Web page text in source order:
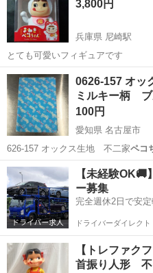
3,800円
兵庫県 尼崎駅
とても可愛いフィギュアです
兵庫 尼崎市 フ
0626-157 オ
ミルキー柄 ブ
100円
愛知県 名古屋市
626-157 オックス生地 不二家ペコ
【状…
愛知 名古屋市 ファブリッ
【未経験
ー募集
完全週休2日で安
ドライバーダイレクト
【トレファク
首振り人形